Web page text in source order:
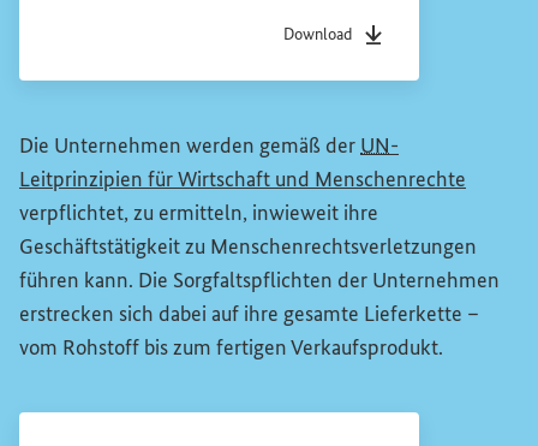
Download
DateityppdfSachstandsdatum
Die Unternehmen werden gemäß der UN-
Leitprinzipien für Wirtschaft und Menschenrechte
verpflichtet, zu ermitteln, inwieweit ihre
Geschäftstätigkeit zu Menschenrechtsverletzungen
führen kann. Die Sorgfaltspflichten der Unternehmen
erstrecken sich dabei auf ihre gesamte Lieferkette –
vom Rohstoff bis zum fertigen Verkaufsprodukt.